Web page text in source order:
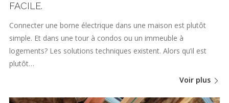
FACILE.
Connecter une borne électrique dans une maison est plutôt
simple. Et dans une tour à condos ou un immeuble à
logements? Les solutions techniques existent. Alors qu’il est
plutôt…
Voir plus